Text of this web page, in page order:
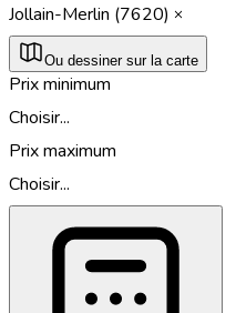
Jollain-Merlin (7620)
Ou dessiner sur la carte
Prix minimum
Choisir...
Prix maximum
Choisir...